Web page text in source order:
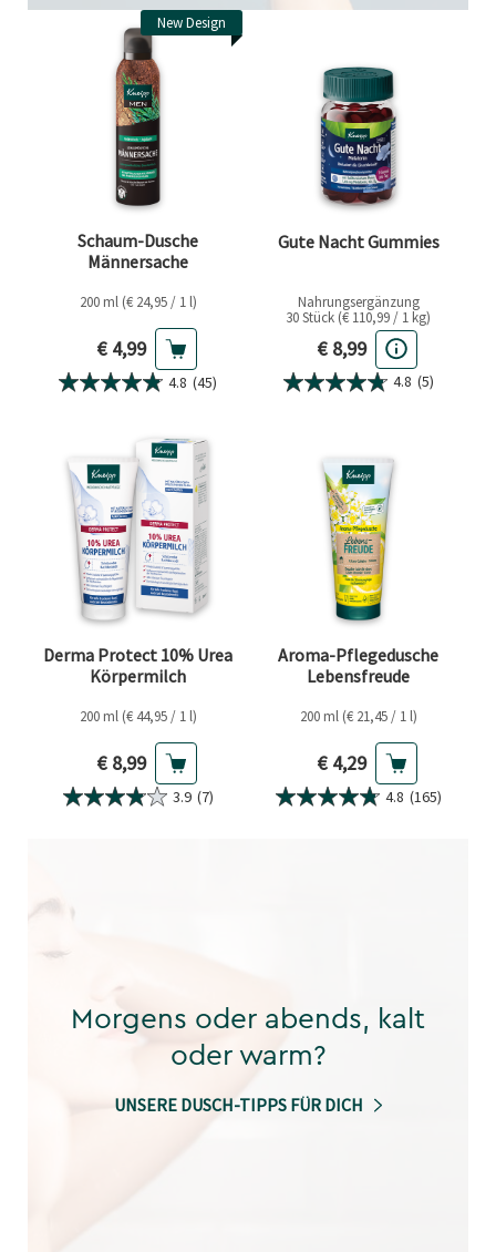
New Design
Schaum-Dusche
Männersache
200 ml (€ 24,95 / 1 l)
Aktueller Preis
€ 4,99
4.8 (45)
Gute Nacht Gummies
Nahrungsergänzung
30 Stück (€ 110,99 / 1 kg)
Aktueller Preis
€ 8,99
4.8 (5)
Derma Protect 10% Urea
Körpermilch
200 ml (€ 44,95 / 1 l)
Aktueller Preis
€ 8,99
3.9 (7)
Aroma-Pflegedusche
Lebensfreude
200 ml (€ 21,45 / 1 l)
Aktueller Preis
€ 4,29
4.8 (165)
Morgens oder abends, kalt
oder warm?
UNSERE DUSCH-TIPPS FÜR DICH